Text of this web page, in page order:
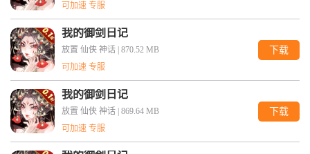
可加速 专服
我的御剑日记
放置 仙侠 神话 | 870.52 MB
可加速 专服
下载
我的御剑日记
放置 仙侠 神话 | 869.64 MB
可加速 专服
下载